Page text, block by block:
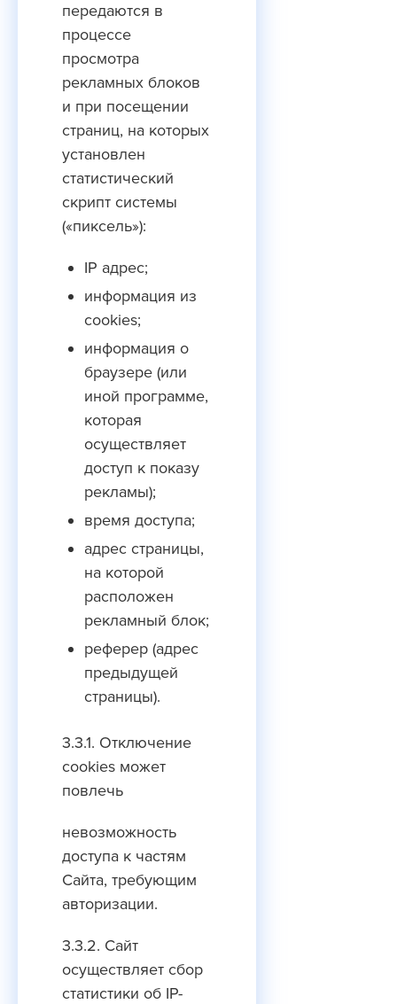
передаются в
процессе
просмотра
рекламных блоков
и при посещении
страниц, на которых
установлен
статистический
скрипт системы
(«пиксель»):
IP адрес;
информация из
cookies;
информация о
браузере (или
иной программе,
которая
осуществляет
доступ к показу
рекламы);
время доступа;
адрес страницы,
на которой
расположен
рекламный блок;
реферер (адрес
предыдущей
страницы).
3.3.1. Отключение
cookies может
повлечь
невозможность
доступа к частям
Cайта, требующим
авторизации.
3.3.2. Сайт
осуществляет сбор
статистики об IP-